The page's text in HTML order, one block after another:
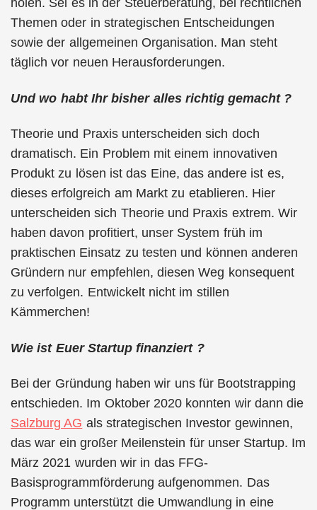
holen. Sei es in der Steuerberatung, bei rechtlichen
Themen oder in strategischen Entscheidungen
sowie der allgemeinen Organisation. Man steht
täglich vor neuen Herausforderungen.
Und wo habt Ihr bisher alles richtig gemacht ?
Theorie und Praxis unterscheiden sich doch
dramatisch. Ein Problem mit einem innovativen
Produkt zu lösen ist das Eine, das andere ist es,
dieses erfolgreich am Markt zu etablieren. Hier
unterscheiden sich Theorie und Praxis extrem. Wir
haben davon profitiert, unser System früh im
praktischen Einsatz zu testen und können anderen
Gründern nur empfehlen, diesen Weg konsequent
zu verfolgen. Entwickelt nicht im stillen
Kämmerchen!
Wie ist Euer Startup finanziert ?
Bei der Gründung haben wir uns für Bootstrapping
entschieden. Im Oktober 2020 konnten wir dann die
Salzburg AG als strategischen Investor gewinnen,
das war ein großer Meilenstein für unser Startup. Im
März 2021 wurden wir in das FFG-
Basisprogrammförderung aufgenommen. Das
Programm unterstützt die Umwandlung in eine